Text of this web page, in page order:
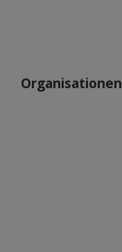
Organisationen